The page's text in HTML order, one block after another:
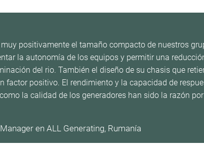
positivamente el tamaño compacto de nuestros
la autonomía de los equipos y permitir una
del rio. También el diseño de su chasis que
factor positivo. El rendimiento y la capacidad de
la calidad de los generadores han sido la razón
en ALL Generating, Rumanía